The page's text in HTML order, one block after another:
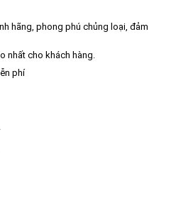
hãng, phong phú chủng loại, đảm
nhất cho khách hàng.
phí